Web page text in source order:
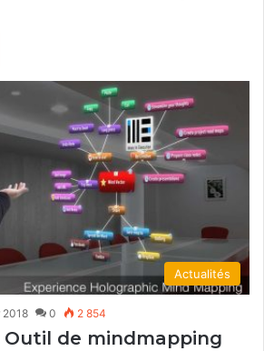
Actualités
2018 0 2 854
Outil de mindmapping